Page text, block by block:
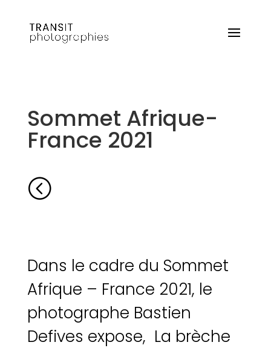
Sommet Afrique-
France 2021
<
Dans le cadre du Sommet
Afrique – France 2021, le
photographe Bastien
Defives expose, La brèche